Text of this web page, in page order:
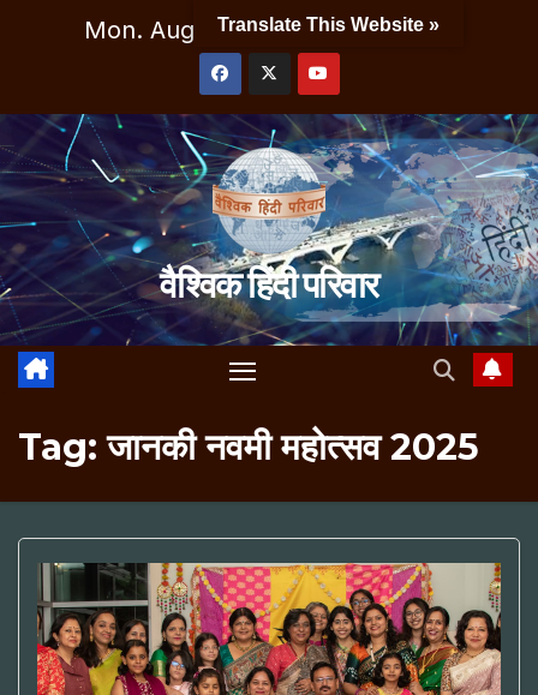
Mon. Aug 10th, 2026 8:26:22 AM
वैश्विक हिंदी परिवार
Tag:जानकी नवमी महोत्सव 2025
Translate This Website »